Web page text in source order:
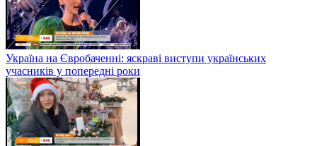
Україна на Євробаченні: яскраві виступи українських
учасників у попередні роки